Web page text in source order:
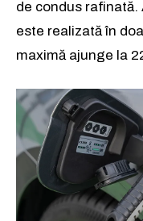
de condus rafinată.
este realizată în
maximă ajunge la